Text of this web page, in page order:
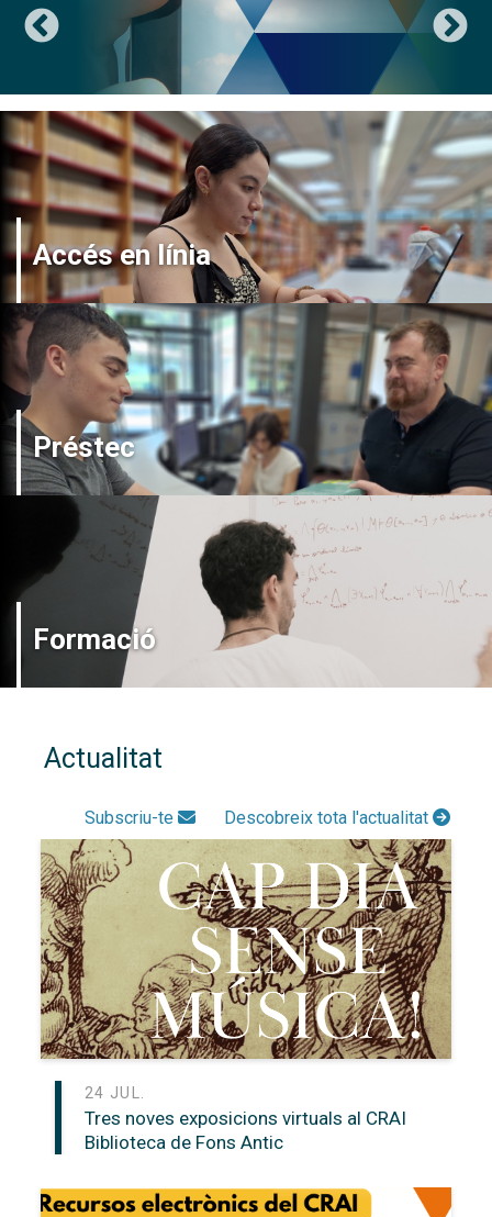
Accés en línia
Préstec
Formació
Actualitat
Subscriu-te Descobreix tota l'actualitat
24 JUL.
Tres noves exposicions virtuals al CRAI
Biblioteca de Fons Antic